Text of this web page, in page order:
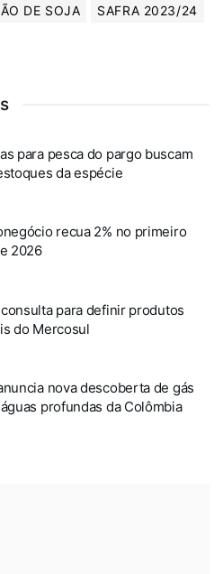
DE SOJA
SAFRA 2023/24
para pesca do pargo buscam
da espécie
recua 2% no primeiro
2026
para definir produtos
do Mercosul
nova descoberta de gás
profundas da Colômbia